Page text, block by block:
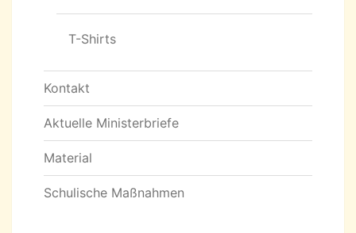
T-Shirts
Kontakt
Aktuelle Ministerbriefe
Material
Schulische Maßnahmen